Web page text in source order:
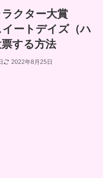
ラクター大賞
ートデイズ（ハ
する方法
2022年8月25日